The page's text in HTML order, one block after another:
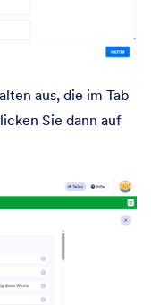
aus, die im Tab
Sie dann auf